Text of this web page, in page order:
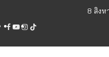
content
8 สิงห
facebook
youtube
instagram
tiktok